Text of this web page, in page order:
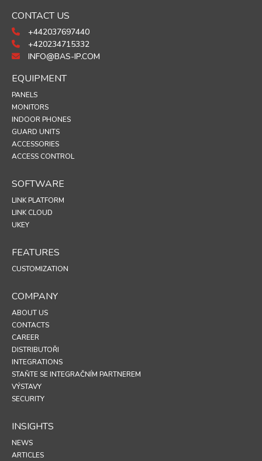
CONTACT US
+442037697440
+420234715332
INFO@BAS-IP.COM
EQUIPMENT
PANELS
MONITORS
INDOOR PHONES
GUARD UNITS
ACCESSORIES
ACCESS CONTROL
SOFTWARE
LINK PLATFORM
LINK CLOUD
UKEY
FEATURES
CUSTOMIZATION
COMPANY
ABOUT US
CONTACTS
CAREER
DISTRIBUTOŘI
INTEGRATIONS
STAŇTE SE INTEGRAČNÍM PARTNEREM
VÝSTAVY
SECURITY
INSIGHTS
NEWS
ARTICLES